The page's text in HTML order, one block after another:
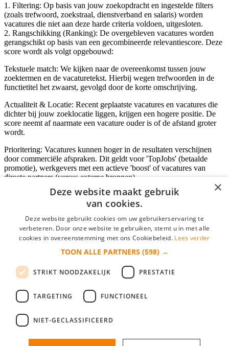
1. Filtering: Op basis van jouw zoekopdracht en ingestelde filters
(zoals trefwoord, zoekstraal, dienstverband en salaris) worden
vacatures die niet aan deze harde criteria voldoen, uitgesloten.
2. Rangschikking (Ranking): De overgebleven vacatures worden
gerangschikt op basis van een gecombineerde relevantiescore. Deze
score wordt als volgt opgebouwd:
Tekstuele match: We kijken naar de overeenkomst tussen jouw
zoektermen en de vacaturetekst. Hierbij wegen trefwoorden in de
functietitel het zwaarst, gevolgd door de korte omschrijving.
Actualiteit & Locatie: Recent geplaatste vacatures en vacatures die
dichter bij jouw zoeklocatie liggen, krijgen een hogere positie. De
score neemt af naarmate een vacature ouder is of de afstand groter
wordt.
Prioritering: Vacatures kunnen hoger in de resultaten verschijnen
door commerciële afspraken. Dit geldt voor 'TopJobs' (betaalde
promotie), werkgevers met een actieve 'boost' of vacatures van
directe partners (versus externe bronnen).
Inloggen als bedrijf
*
login gegevens onthouden
login
Bedrijf aanmelden
×
Deze website maakt gebruik
van cookies.
Deze website gebruikt cookies om uw gebruikerservaring te
verbeteren. Door onze website te gebruiken, stemt u in met alle
cookies in overeenstemming met ons Cookiebeleid. Lees verder
TOON ALLE PARTNERS (598) →
STRIKT NOODZAKELIJK PRESTATIE
TARGETING FUNCTIONEEL
NIET-GECLASSIFICEERD